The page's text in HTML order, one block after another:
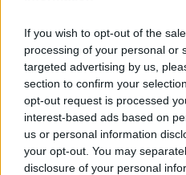
If you wish to opt-out of the
processing of your personal or
targeted advertising by us,
section to confirm your
opt-out request is processed
interest-based ads based on
us or personal information
your opt-out. You may
disclosure of your personal
concentrano
contro di noi. Il nostro
migliorare giorno
alla classifica. Siamo
con ampi margini di
pensiamo al resto".